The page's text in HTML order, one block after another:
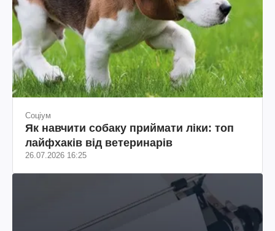
Соціум
Як навчити собаку приймати ліки: топ
лайфхаків від ветеринарів
26.07.2026 16:25